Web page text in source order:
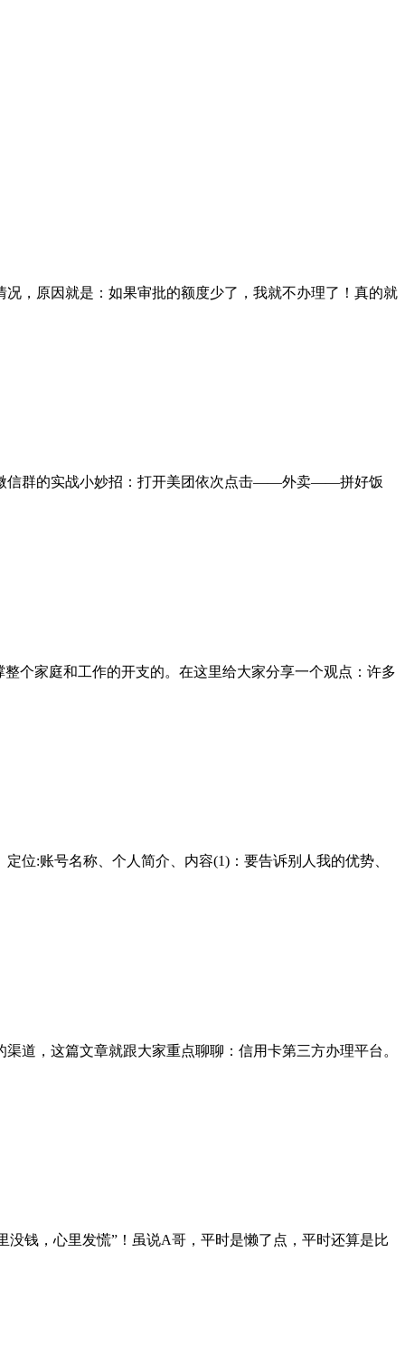
，原因就是：如果审批的额度少了，我就不办理了！真的就
信群的实战小妙招：打开美团依次点击——外卖——拼好饭
个家庭和工作的开支的。在这里给大家分享一个观点：许多
位:账号名称、个人简介、内容(1)：要告诉别人我的优势、
道，这篇文章就跟大家重点聊聊：信用卡第三方办理平台。
钱，心里发慌”！虽说A哥，平时是懒了点，平时还算是比